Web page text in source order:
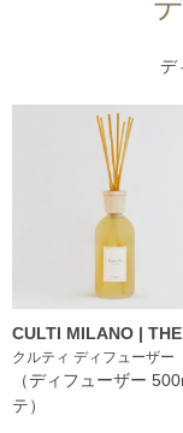
デ
CULTI MILANO | THE
クルティ ディフューザー
（ディフューザー
テ）